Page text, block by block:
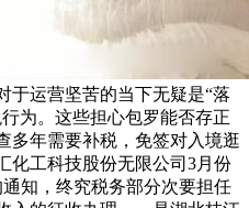
于运营坚苦的当下无疑是“落
为。这些担心包罗能否存正
多年需要补税，免签对入境逛
化工科技股份无限公司3月份
知，终究税务部分次要担任